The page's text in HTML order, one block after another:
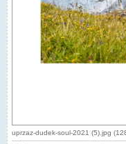
uprzaz-dudek-soul-2021 (5).jpg